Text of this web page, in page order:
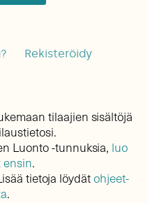
Rekisteröidy
tilaajien sisältöjä
Luonto -tunnuksia, luo
.
tietoja löydätohjeet-
.